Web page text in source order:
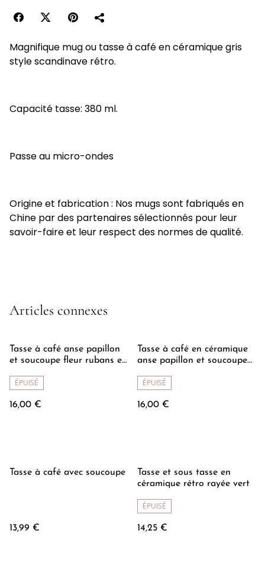
Magnifique mug ou tasse à café en céramique gris
style scandinave rétro.
Capacité tasse: 380 ml.
Passe au micro-ondes
Origine et fabrication : Nos mugs sont fabriqués en
Chine par des partenaires sélectionnés pour leur
savoir-faire et leur respect des normes de qualité.
Articles connexes
Tasse à café anse papillon
et soucoupe fleur rubans et
ÉPUISÉ
16,00 €
Tasse à café en céramique
anse papillon et soucoupe
ÉPUISÉ
16,00 €
Tasse à café avec soucoupe
13,99 €
Tasse et sous tasse en
céramique rétro rayée vert
ÉPUISÉ
14,25 €